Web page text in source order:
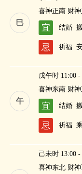
巳
喜神正南 财
宜 结婚
忌 祈福
午
戊午时 11:00
喜神东南 财
宜 结婚
神
斋醮
忌 祈福
己未时 13:00
喜神东北 财